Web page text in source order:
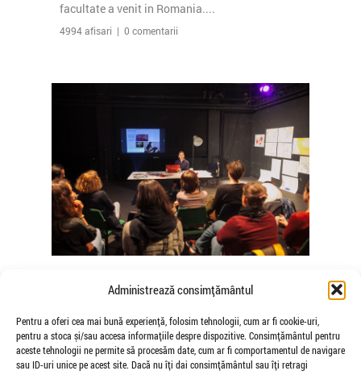
Administrează consimțământul
Pentru a oferi cea mai bună experiență, folosim tehnologii, cum ar fi cookie-uri,
pentru a stoca și/sau accesa informațiile despre dispozitive. Consimțământul pentru
aceste tehnologii ne permite să procesăm date, cum ar fi comportamentul de navigare
sau ID-uri unice pe acest site. Dacă nu îți dai consimțământul sau îți retragi
facultate a venit in Romania....
4994 afisari | 0 comentarii
Somatice susținute de coregrafele
Mădălina Dan și Valentina De Piante
Niculae
de Veioza Arte